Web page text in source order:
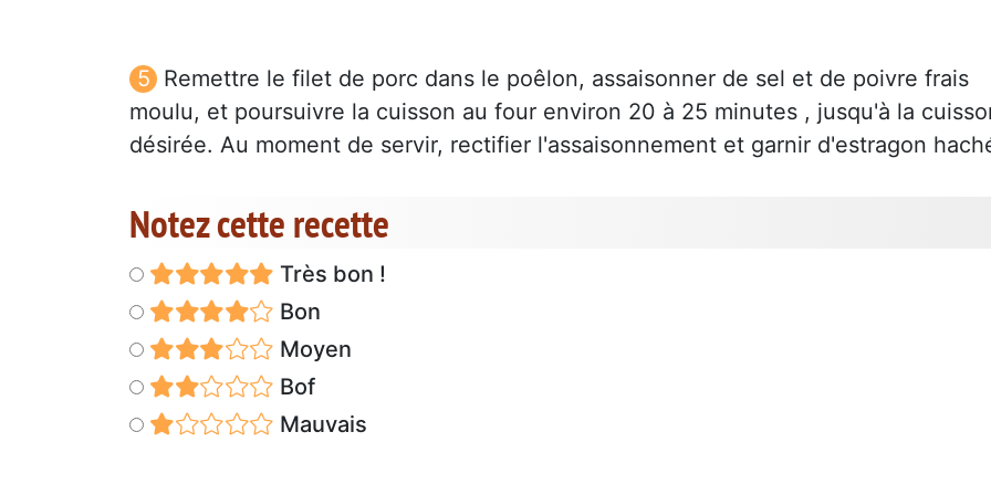
Remettre le filet de porc dans le poêlon, assaisonner de sel et de poivre frais
moulu, et poursuivre la cuisson au four environ 20 à 25 minutes , jusqu'à la
désirée. Au moment de servir, rectifier l'assaisonnement et garnir d'estragon
Notez cette recette
Très bon !
Bon
Moyen
Bof
Mauvais